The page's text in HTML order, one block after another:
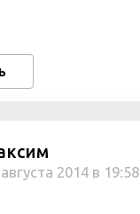
2014 в 19:58